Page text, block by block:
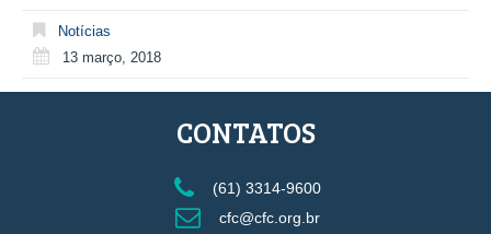
Notícias
13 março, 2018
CONTATOS
(61) 3314-9600
cfc@cfc.org.br